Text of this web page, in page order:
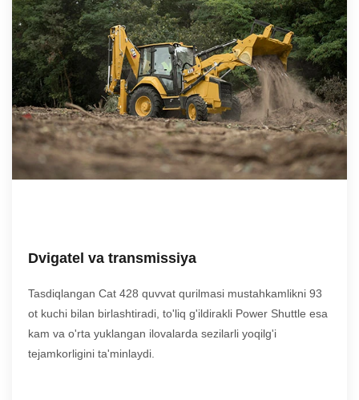
Dvigatel va transmissiya
Tasdiqlangan Cat 428 quvvat qurilmasi mustahkamlikni 93
ot kuchi bilan birlashtiradi, to'liq g'ildirakli Power Shuttle esa
kam va o'rta yuklangan ilovalarda sezilarli yoqilg'i
tejamkorligini ta'minlaydi.